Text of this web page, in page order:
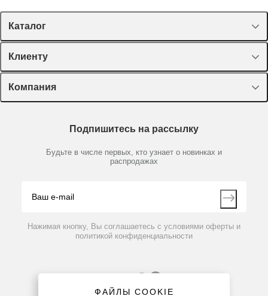
Каталог
Спецпредложения
Оборудование, приборы
Пластик, стекло, принадлежности
Химические реактивы, препараты, наборы
Производители
Клиенту
Лекторий Диаэм
Доставка и оплата
Мобильное приложение
Компания
Партнеры
Контакты
Подпишитесь на рассылку
Будьте в числе первых, кто узнает о новинках и
распродажах
Нажимая кнопку, Вы соглашаетесь с условиями оферты и
политикой конфиденциальности
ФАЙЛЫ COOKIE